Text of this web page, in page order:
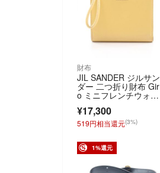
財布
JIL SANDER ジルサン
ダー 二つ折り財布 Gir
o ミニフレンチウォレ
ット
¥17,300
519円相当還元(3%)
1%還元